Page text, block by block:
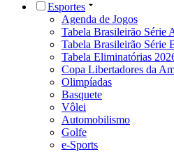
Esportes
Agenda de Jogos
Tabela Brasileirão Série
Tabela Brasileirão Série
Tabela Eliminatórias
Copa Libertadores da
Olimpíadas
Basquete
Vôlei
Automobilismo
Golfe
e-Sports